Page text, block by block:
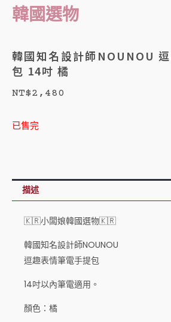
韓國選物
韓國知名設計師NOUNOU
包 14吋 橘
NT$2,480
已售完
描述
🇰🇷小闆娘韓國選物🇰🇷
韓國知名設計師NOUNOU
逗趣表情筆電手提包
14吋以內筆電適用。
顏色：橘